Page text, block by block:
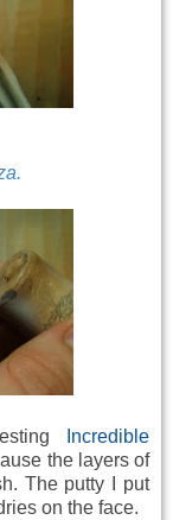
Incredible
the layers of
The putty I put
on the face.